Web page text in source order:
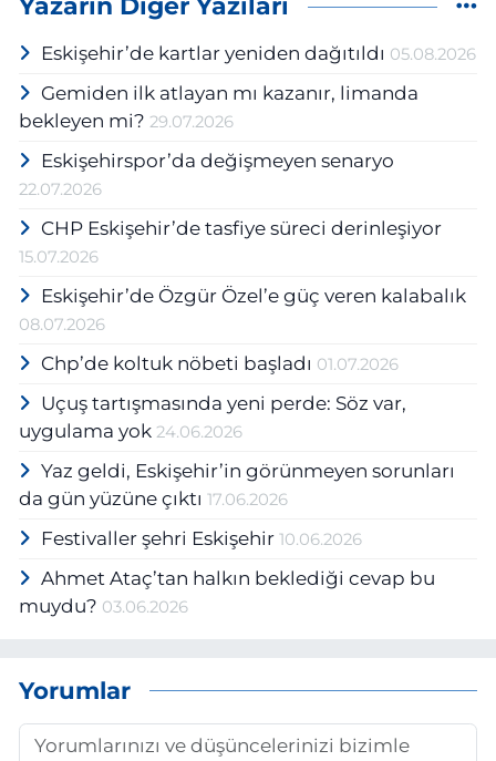
Yazarın Diğer Yazıları
Eskişehir’de kartlar yeniden dağıtıldı 05.08.2026
Gemiden ilk atlayan mı kazanır, limanda
bekleyen mi? 29.07.2026
Eskişehirspor’da değişmeyen senaryo
22.07.2026
CHP Eskişehir’de tasfiye süreci derinleşiyor
15.07.2026
Eskişehir’de Özgür Özel’e güç veren kalabalık
08.07.2026
Chp’de koltuk nöbeti başladı 01.07.2026
Uçuş tartışmasında yeni perde: Söz var,
uygulama yok 24.06.2026
Yaz geldi, Eskişehir’in görünmeyen sorunları
da gün yüzüne çıktı 17.06.2026
Festivaller şehri Eskişehir 10.06.2026
Ahmet Ataç’tan halkın beklediği cevap bu
muydu? 03.06.2026
Yorumlar